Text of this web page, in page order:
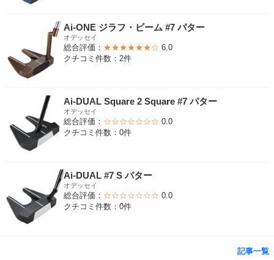
Ai-ONE ジラフ・ビーム #7 パター
オデッセイ
総合評価： ★★★★★★☆ 6.0
クチコミ件数：2件
Ai-DUAL Square 2 Square #7 パター
オデッセイ
総合評価： ☆☆☆☆☆☆☆ 0.0
クチコミ件数：0件
Ai-DUAL #7 S パター
オデッセイ
総合評価： ☆☆☆☆☆☆☆ 0.0
クチコミ件数：0件
記事一覧